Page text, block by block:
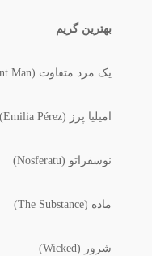
بهترین گریم
یک مرد متفاوت (A Different Man)
امیلیا پرز (Emilia Pérez)
نوسفراتو (Nosferatu)
ماده (The Substance)
شرور (Wicked)